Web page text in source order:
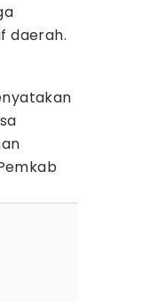
daerah.